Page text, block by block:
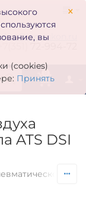
×
вы
(cookies)
Принять
0
ATS DSI